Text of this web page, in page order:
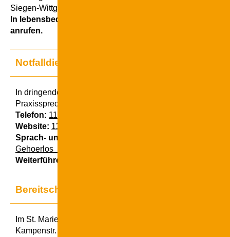
Siegen-Wittgenstein.
In lebensbedrohlichen Notfällen bitte den Notarzt über
anrufen.
Notfalldienst Kreis Siegen-Wittgenstein
In dringenden, aber nicht lebensbedrohlichen Fällen steht
Praxissprechzeiten der ärztliche Bereitschaftsdienst zur
Telefon: 116117
Website: 116117.de
Sprach- und / oder Hörgeschädigte:
Gehoerlos_PS116117@kvwl.de
Weiterführende Infos:
Bereitschaftsdienst Praxis Siegen
Im St. Marien-Krankenhaus
Kampenstr. 51